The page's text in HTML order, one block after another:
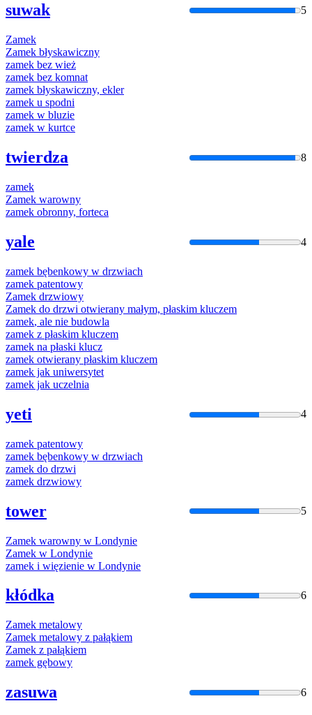
suwak 5
Zamek
Zamek błyskawiczny
zamek bez wież
zamek bez komnat
zamek błyskawiczny, ekler
zamek u spodni
zamek w bluzie
zamek w kurtce
twierdza 8
zamek
Zamek warowny
zamek obronny, forteca
yale 4
zamek bębenkowy w drzwiach
zamek patentowy
Zamek drzwiowy
Zamek do drzwi otwierany małym, płaskim kluczem
zamek, ale nie budowla
zamek z płaskim kluczem
zamek na płaski klucz
zamek otwierany płaskim kluczem
zamek jak uniwersytet
zamek jak uczelnia
yeti 4
zamek patentowy
zamek bębenkowy w drzwiach
zamek do drzwi
zamek drzwiowy
tower 5
Zamek warowny w Londynie
Zamek w Londynie
zamek i więzienie w Londynie
kłódka 6
Zamek metalowy
Zamek metalowy z pałąkiem
Zamek z pałąkiem
zamek gębowy
zasuwa 6